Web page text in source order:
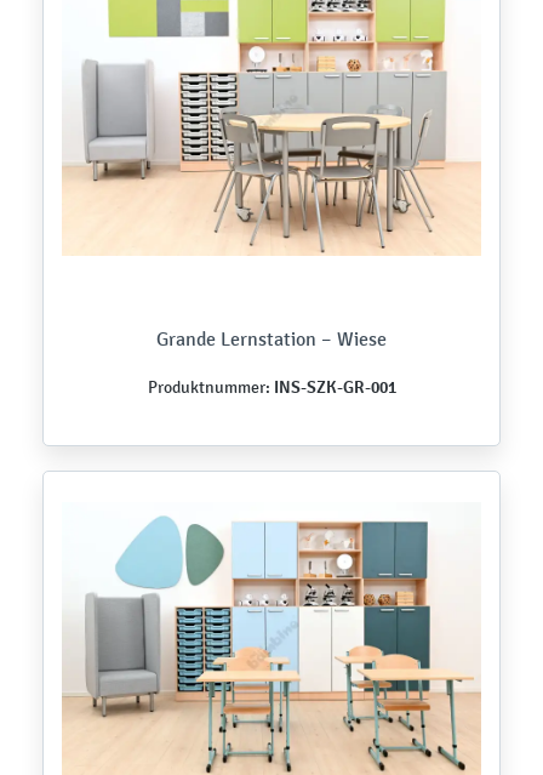
Grande Lernstation – Wiese
Produktnummer: INS-SZK-GR-001